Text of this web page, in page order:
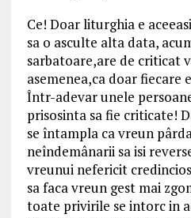
Ce! Doar liturghia e
sa o asculte alta data,
sarbatoare,are de criticat
asemenea,ca doar fiecare
Într-adevar unele
prisosinta sa fie criticate!
se întampla ca vreun
neîndemânarii sa isi
vreunui nefericit
sa faca vreun gest mai
toate privirile se intorc in